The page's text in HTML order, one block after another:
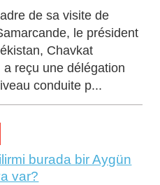
de sa visite de
le président
Chavkat
a reçu une délégation
conduite p...
burada bir Aygün
var?